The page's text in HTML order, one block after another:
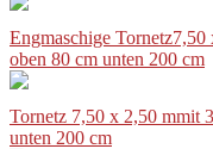
Engmaschige
oben 80 cm unten 200 cm
Tornetz 7,50 x 2,50 mmit
unten 200 cm